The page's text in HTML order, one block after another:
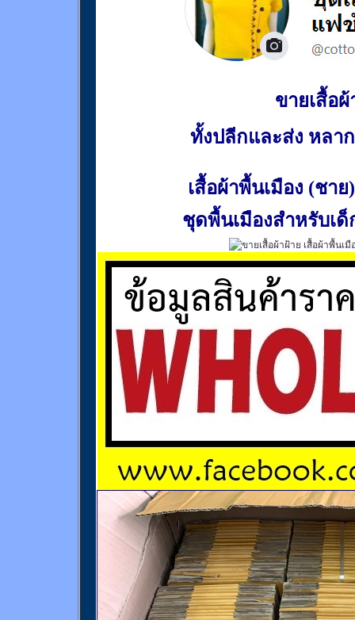
ขายเสื้อผ้
ทั้งปลีกและส่ง หลา
เสื้อผ้าพื้นเมือง (ชาย)
ชุดพื้นเมืองสำหรับเด็